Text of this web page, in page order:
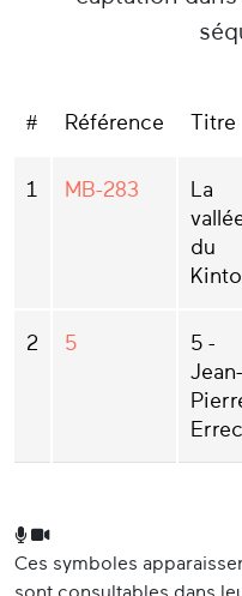
# Référence Titre
1 MB-283
La
du
2 5
5 -
Jean-
Ces symboles
sont consultables dans